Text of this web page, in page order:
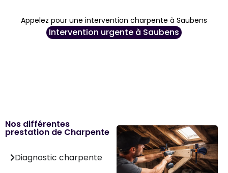
Appelez pour une intervention charpente à Saubens
Intervention urgente à Saubens
Nos différentes
prestation de Charpente
Diagnostic charpente